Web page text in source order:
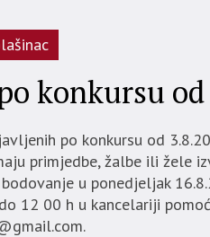
konkursu
po konkursu od
primjedbe, žalbe ili žele
u ponedjeljak
12 00 h u kancelariji